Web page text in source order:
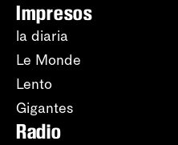
Impresos
la diaria
Le Monde
Lento
Gigantes
Radio